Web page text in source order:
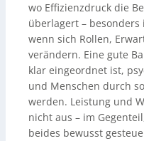
wo Effizienzdruck die
überlagert –
wenn sich Rollen,
verändern. Eine gute
klar eingeordnet ist,
und Menschen durch
werden. Leistung und
nicht aus – im
beides bewusst